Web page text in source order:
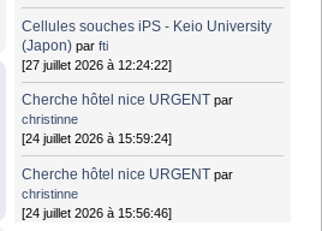
Cellules souches iPS - Keio University
(Japon) parfti
[27 juillet 2026 à 12:24:22]
Cherche hôtel nice URGENT par
christinne
[24 juillet 2026 à 15:59:24]
Cherche hôtel nice URGENT par
christinne
[24 juillet 2026 à 15:56:46]